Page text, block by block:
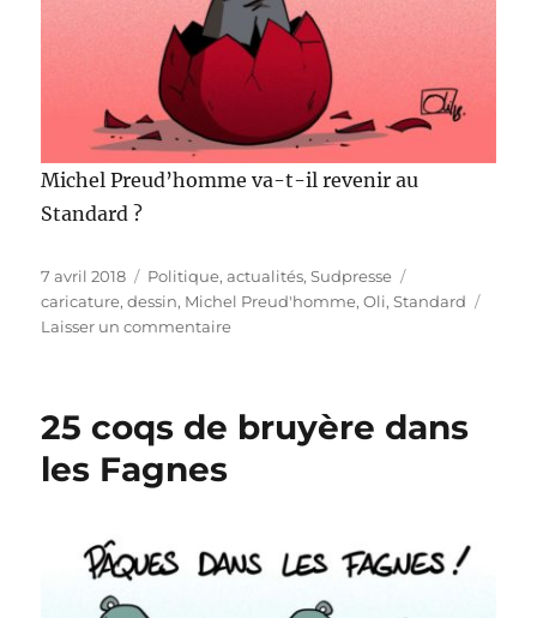
Michel Preud’homme va-t-il revenir au
Standard ?
Publié
le
7 avril 2018 Catégories
Politique, actualités,Sudpresse
caricature,dessin, Michel Preud'homme,Oli,Standard
Laisser un commentairesur
Standard
25 coqs de bruyère dans
les Fagnes